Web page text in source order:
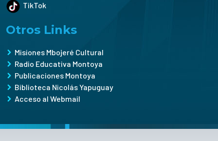
TikTok
Otros Links
Misiones Mbojeré Cultural
Radio Educativa Montoya
Publicaciones Montoya
Biblioteca Nicolás Yapuguay
Acceso al Webmail